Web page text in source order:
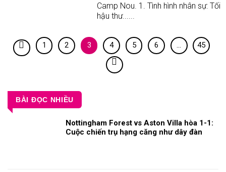
Camp Nou. 1. Tình hình nhân sự: Tối
hậu thư......
1 2 3 4 5 6 … 45
BÀI ĐỌC NHIỀU
Nottingham Forest vs Aston Villa hòa 1-1:
Cuộc chiến trụ hạng căng như dây đàn